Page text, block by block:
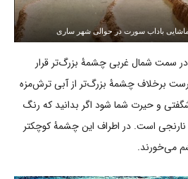
باداب سورت در حوالی شهر ساری
سمت شمال غربی چشمۀ بزرگ‌تر قرار
برخلاف چشمۀ بزرگ‌تر از آبی ترش‌مزه
و حیرت شما شود اگر بدانید که رنگ
است. در اطراف این چشمۀ کوچکتر
می‌خورند.